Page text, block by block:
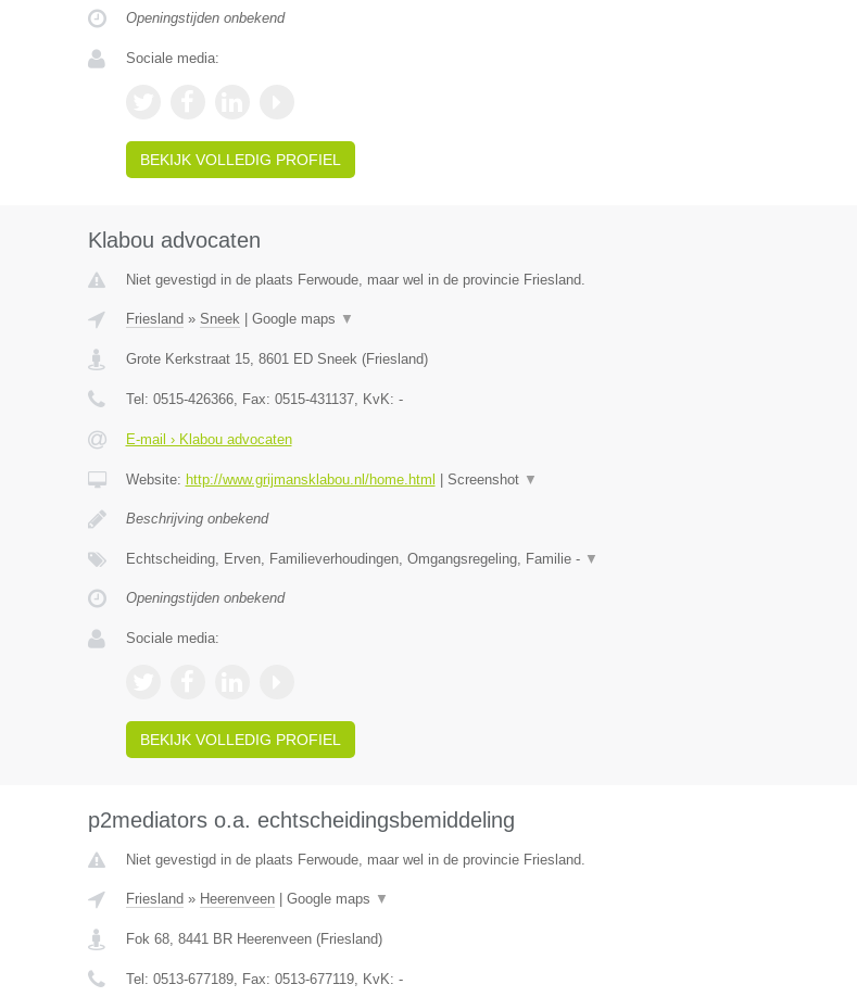
Openingstijden onbekend
Sociale media:
BEKIJK VOLLEDIG PROFIEL
Klabou advocaten
Niet gevestigd in de plaats Ferwoude, maar wel in de provincie Friesland.
Friesland » Sneek| Google maps ▼
Grote Kerkstraat 15, 8601 ED Sneek(Friesland)
Tel: 0515-426366, Fax: 0515-431137, KvK: -
E-mail › Klabou advocaten
Website: http://www.grijmansklabou.nl/home.html Screenshot ▼
Beschrijving onbekend
Echtscheiding, Erven, Familieverhoudingen, Omgangsregeling, Familie - ▼
Openingstijden onbekend
Sociale media:
BEKIJK VOLLEDIG PROFIEL
p2mediators o.a. echtscheidingsbemiddeling
Niet gevestigd in de plaats Ferwoude, maar wel in de provincie Friesland.
Friesland » Heerenveen| Google maps ▼
Fok 68, 8441 BR Heerenveen(Friesland)
Tel: 0513-677189, Fax: 0513-677119, KvK: -